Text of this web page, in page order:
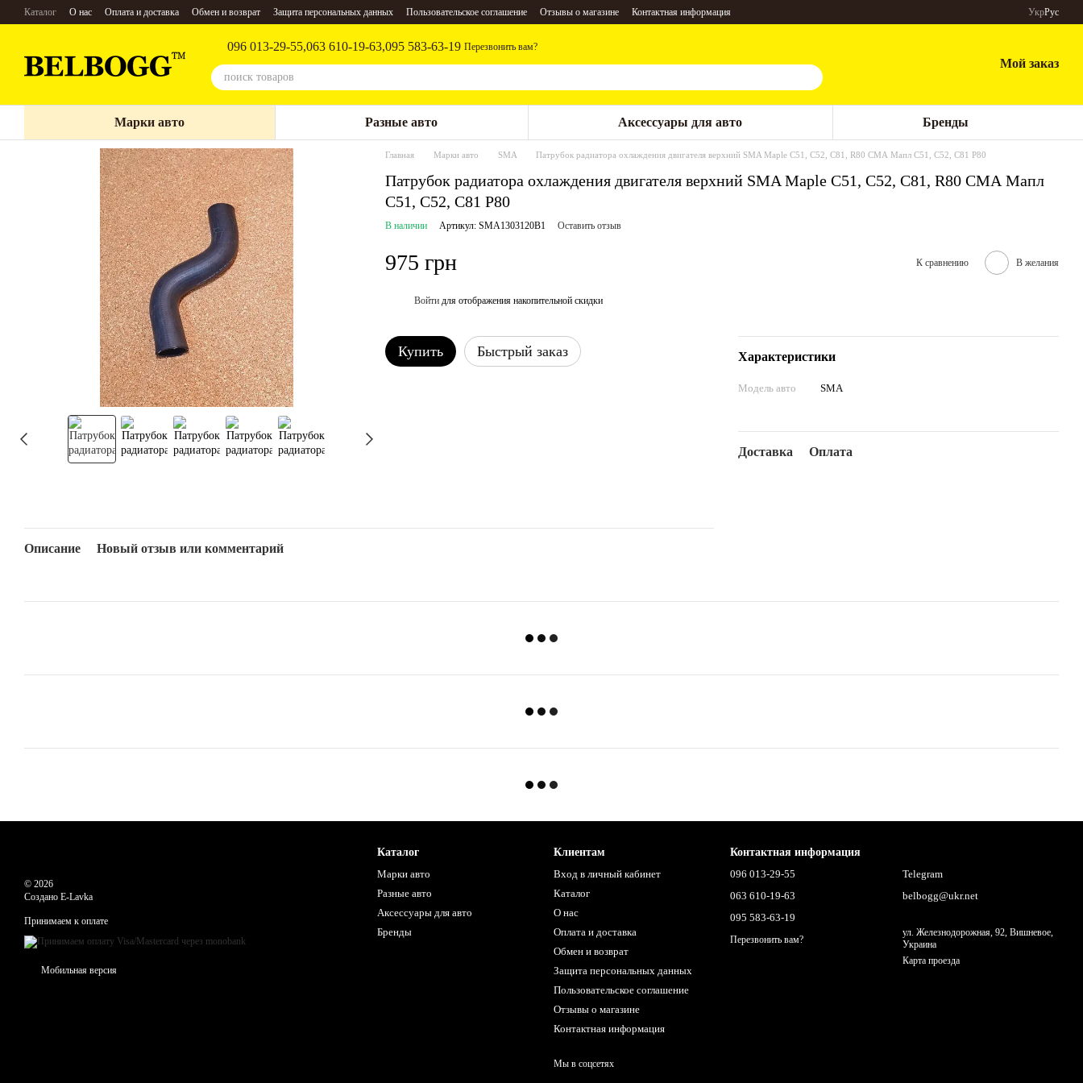
Перейти к основному контенту
Каталог О нас Оплата и доставка Обмен и возврат Защита персональных данных Пользовательское соглашение Отзывы о магазине Контактная информация УкрРус
096 013-29-55,063 610-19-63,095 583-63-19 Перезвонить вам?
Мой заказ
Марки авто Разные авто Аксессуары для авто Бренды
Главная Марки авто SMA Патрубок радиатора охлаждения двигателя верхний SMA Maple C51, C52, C81, R80 СМА Мапл С51, С52, С81 Р80
Патрубок радиатора охлаждения двигателя верхний SMA Maple C51, C52, C81, R80 СМА Мапл
С51, С52, С81 Р80
В наличии Артикул: SMA1303120B1 Оставить отзыв
975 грн К сравнению В желания
Войти для отображения накопительной скидки
Купить Быстрый заказ Характеристики
Модель авто SMA
Доставка Оплата
Описание Новый отзыв или комментарий
© 2026
Создано E-Lavka
Принимаем к оплате
Мобильная версия
Каталог
Марки авто
Разные авто
Аксессуары для авто
Бренды
Клиентам
Вход в личный кабинет
Каталог
О нас
Оплата и доставка
Обмен и возврат
Защита персональных данных
Пользовательское соглашение
Отзывы о магазине
Контактная информация
Мы в соцсетях
Контактная информация
096 013-29-55
063 610-19-63
095 583-63-19
Перезвонить вам?
Telegram
belbogg@ukr.net
ул. Железнодорожная, 92, Вишневое,
Украина
Карта проезда